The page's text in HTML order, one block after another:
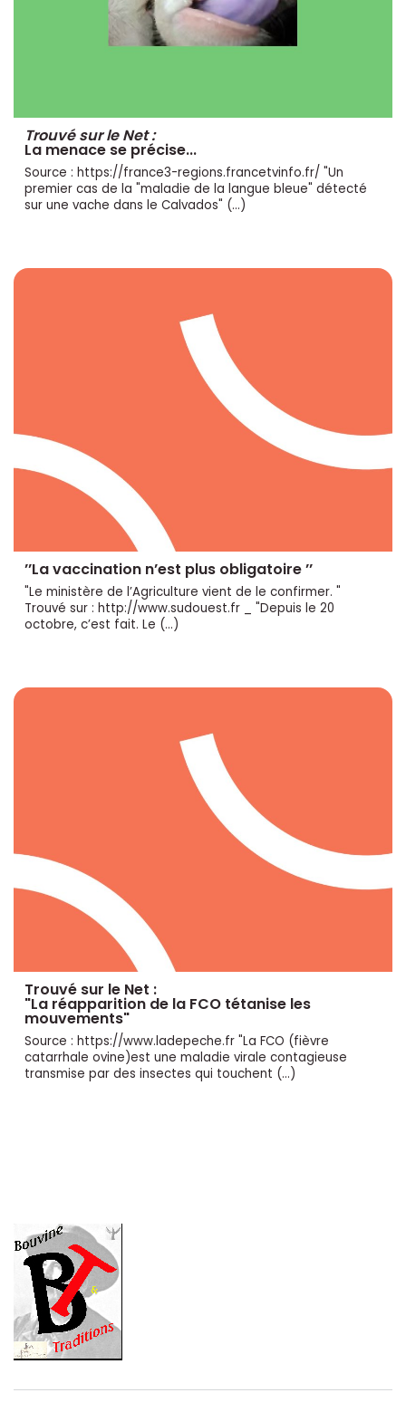
Trouvé sur le Net :
La menace se précise...
Source : https://france3-regions.francetvinfo.fr/ "Un
premier cas de la "maladie de la langue bleue" détecté
sur une vache dans le Calvados" (…)
’’La vaccination n’est plus obligatoire ’’
"Le ministère de l’Agriculture vient de le confirmer. "
Trouvé sur : http://www.sudouest.fr _ "Depuis le 20
octobre, c’est fait. Le (…)
Trouvé sur le Net :
"La réapparition de la FCO tétanise les
mouvements"
Source : https://www.ladepeche.fr "La FCO (fièvre
catarrhale ovine)est une maladie virale contagieuse
transmise par des insectes qui touchent (…)